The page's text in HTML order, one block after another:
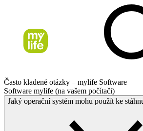
Často kladené otázky – mylife Software
Software mylife (na vašem počítači)
Jaký operační systém mohu použít ke